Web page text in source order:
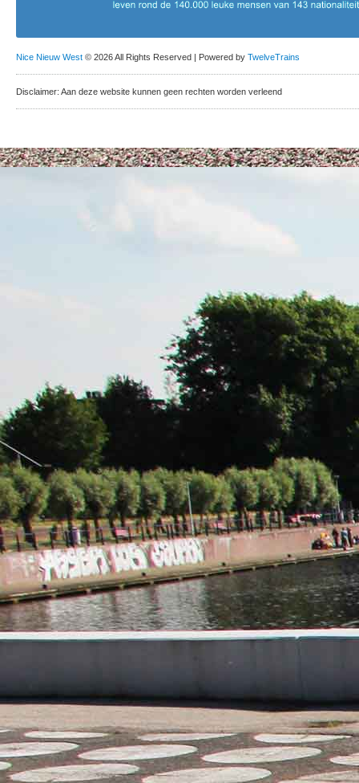
Nice Nieuw West © 2026 All Rights Reserved | Powered by TwelveTrains
Disclaimer: Aan deze website kunnen geen rechten worden verleend